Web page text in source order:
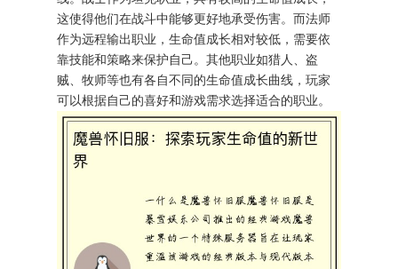
这使得他们在战斗中能够更好地承受伤害。而法师
作为远程输出职业，生命值成长相对较低，需要依
靠技能和策略来保护自己。其他职业如猎人、盗
贼、牧师等也有各自不同的生命值成长曲线，玩家
可以根据自己的喜好和游戏需求选择适合的职业。